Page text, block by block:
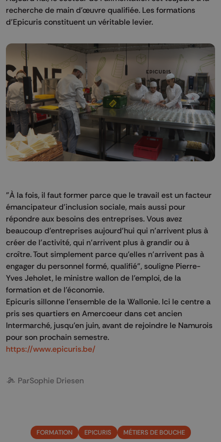
recherche de main d’œuvre qualifiée. Les formations
d’Epicuris constituent un véritable levier.
"À la fois, il faut former parce que le travail est un facteur
émancipateur d'inclusion sociale, mais aussi pour
répondre aux besoins des entreprises. Vous avez
beaucoup d'entreprises aujourd'hui qui n'arrivent plus à
créer de l'activité, qui n'arrivent plus à grandir ou à
croître. Tout simplement parce qu'elles n'arrivent pas à
engager du personnel formé, qualifié", souligne Pierre-
Yves Jeholet, le ministre wallon de l'emploi, de la
formation et de l'économie.
Epicuris sillonne l’ensemble de la Wallonie. Ici le centre a
pris ses quartiers en Amercoeur dans cet ancien
Intermarché, jusqu’en juin, avant de rejoindre le Namurois
pour son prochain semestre.
https://www.epicuris.be/
ParSophie Driesen
FORMATION EPICURIS MÉTIERS DE BOUCHE